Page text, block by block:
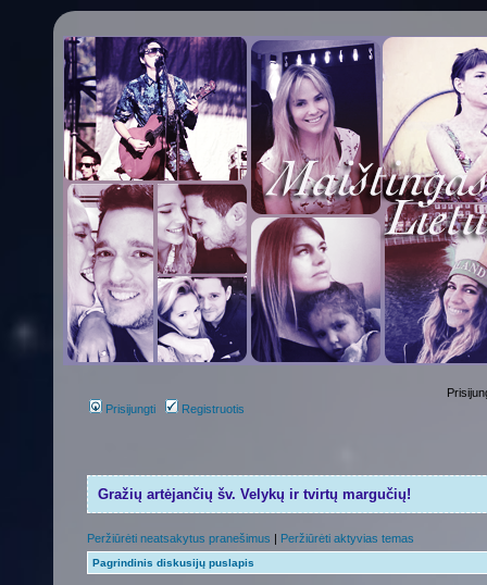
Prisijungti Registruotis
Gražių artėjančių šv. Velykų ir tvirtų margučių!
Peržiūrėti neatsakytus pranešimus | Peržiūrėti aktyvias temas
Pagrindinis diskusijų puslapis